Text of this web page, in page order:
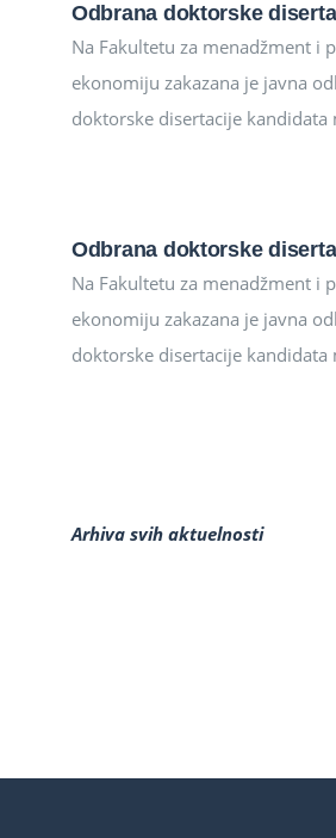
Odbrana doktorske
Na Fakultetu za menadžment i
ekonomiju zakazana je javna
doktorske disertacije kandidata
Odbrana doktorske
Na Fakultetu za menadžment i
ekonomiju zakazana je javna
doktorske disertacije kandidata
Arhiva svih aktuelnosti